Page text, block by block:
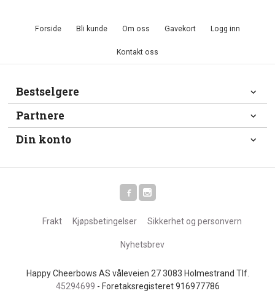
Forside Bli kunde Om oss Gavekort Logg inn
Kontakt oss
Bestselgere
Partnere
Din konto
Frakt Kjøpsbetingelser Sikkerhet og personvern
Nyhetsbrev
Happy Cheerbows AS våleveien 27 3083 Holmestrand Tlf.
45294699 - Foretaksregisteret 916977786